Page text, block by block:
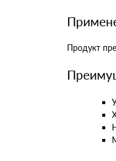
Продукт